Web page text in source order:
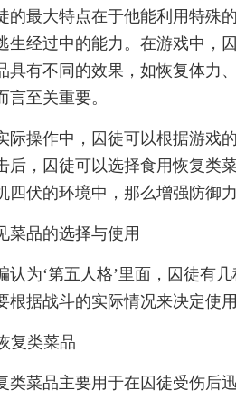
的最大特点在于他能利用特殊
生经过中的能力。在游戏中，
具有不同的效果，如恢复体力
言至关重要。
际操作中，囚徒可以根据游戏
后，囚徒可以选择食用恢复类
四伏的环境中，那么增强防御
菜品的选择与使用
认为‘第五人格’里面，囚徒有
根据战斗的实际情况来决定使用
复类菜品
类菜品主要用于在囚徒受伤后